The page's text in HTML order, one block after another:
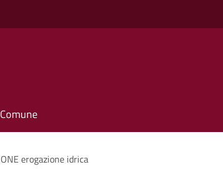
erogazione idrica